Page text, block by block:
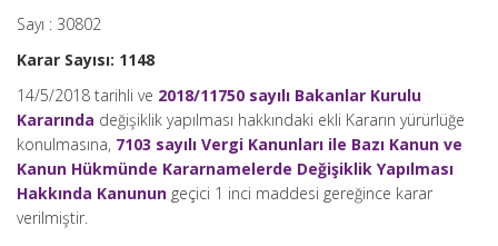
Sayı : 30802
Karar Sayısı: 1148
14/5/2018 tarihli ve 2018/11750 sayılı Bakanlar Kurulu
Kararında değişiklik yapılması hakkındaki ekli Kararın yürürlüğe
konulmasına, 7103 sayılı Vergi Kanunları ile Bazı Kanun ve
Kanun Hükmünde Kararnamelerde Değişiklik Yapılması
Hakkında Kanunun geçici 1 inci maddesi gereğince karar
verilmiştir.